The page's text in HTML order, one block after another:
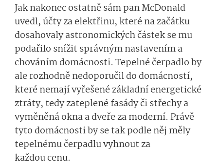
Jak nakonec ostatně sám pan McDonald
uvedl, účty za elektřinu, které na začátku
dosahovaly astronomických částek se mu
podařilo snížit správným nastavením a
chováním domácnosti. Tepelné čerpadlo by
ale rozhodně nedoporučil do domácností,
které nemají vyřešené základní energetické
ztráty, tedy zateplené fasády či střechy a
vyměněná okna a dveře za moderní. Právě
tyto domácnosti by se tak podle něj měly
tepelnému čerpadlu vyhnout za
každou cenu.